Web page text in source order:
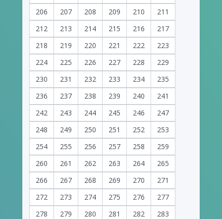
206
207 208 209 210
211
212
213 214 215 216
217
218
219 220 221 222
223
224
225 226 227 228
229
230
231 232 233 234
235
236
237 238 239 240
241
242
243 244 245 246
247
248
249 250 251 252
253
254
255 256 257 258
259
260
261 262 263 264
265
266
267 268 269 270
271
272
273 274 275 276
277
278
279 280 281 282
283